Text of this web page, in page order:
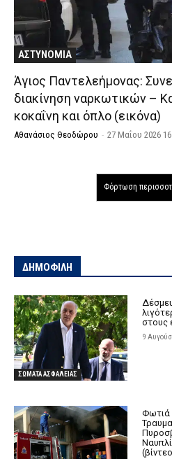
ΑΣΤΥΝΟΜΙΑ
Άγιος Παντελεήμονας:
διακίνηση ναρκωτικών –
κοκαΐνη και όπλο (εικόνα)
Αθανάσιος Θεοδώρου - 27 Μαΐου 2026
Φόρτωση
ΔΗΜΟΦΙΛΗ
ΣΩΜΑΤΑ ΑΣΦΑΛΕΙΑΣ
στους
9
Φωτιά